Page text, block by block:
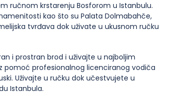
ručnom krstarenju Bosforom u Istanbulu.
kao što su Palata Dolmabahče,
tvrđava dok uživate u ukusnom ručku
i prostran brod i uživajte u najboljim
pomoć profesionalnog licenciranog vodiča
Uživajte u ručku dok učestvujete u
Istanbula.